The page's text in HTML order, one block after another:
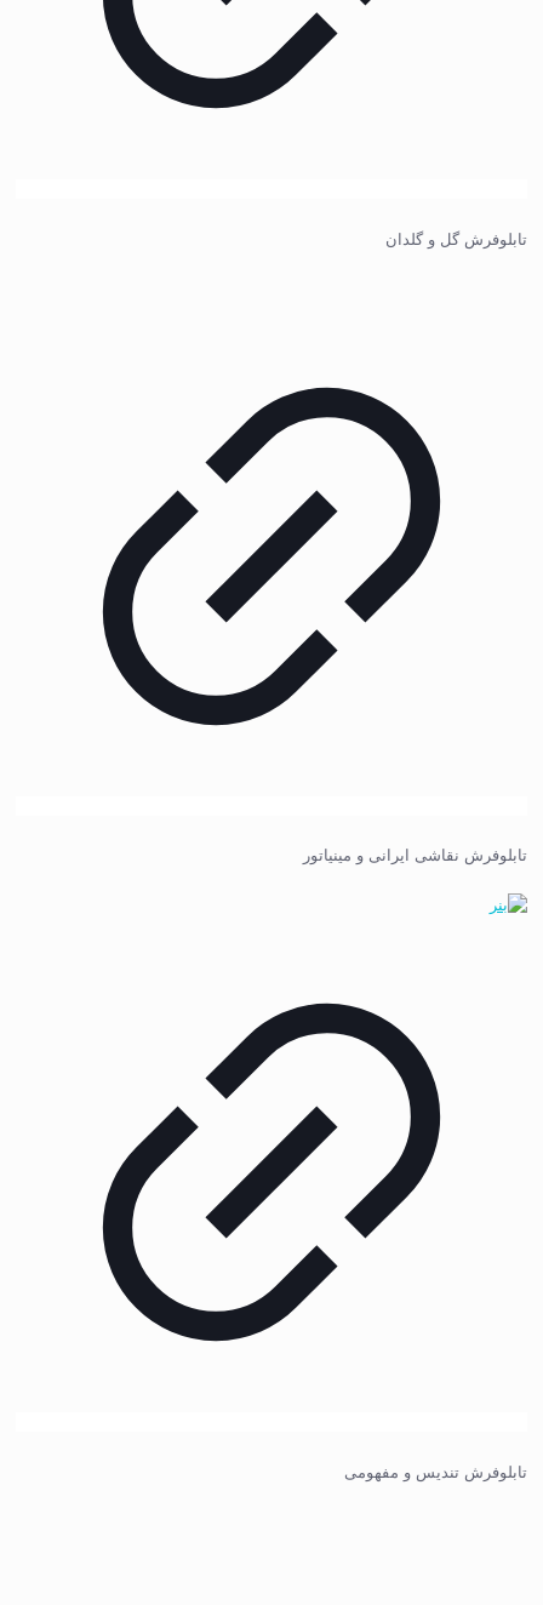
تابلوفرش گل و گلدان
تابلوفرش نقاشی ایرانی و مینیاتور
تابلوفرش تندیس و مفهومی